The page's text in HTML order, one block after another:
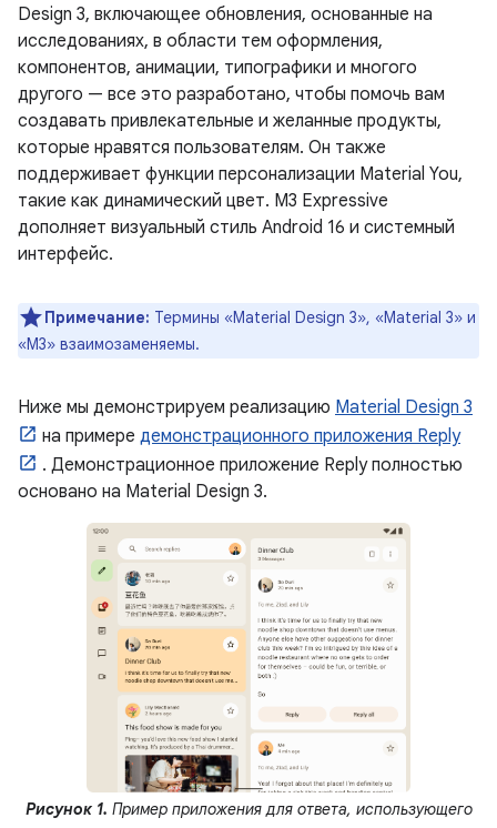
Design 3, включающее обновления, основанные на
исследованиях, в области тем оформления,
компонентов, анимации, типографики и многого
другого — все это разработано, чтобы помочь вам
создавать привлекательные и желанные продукты,
которые нравятся пользователям. Он также
поддерживает функции персонализации Material You,
такие как динамический цвет. M3 Expressive
дополняет визуальный стиль Android 16 и системный
интерфейс.
Примечание: Термины «Material Design 3», «Material 3» и
«M3» взаимозаменяемы.
Ниже мы демонстрируем реализацию Material Design 3
на примере демонстрационного приложения Reply
. Демонстрационное приложение Reply полностью
основано на Material Design 3.
Рисунок 1. Пример приложения для ответа, использующего